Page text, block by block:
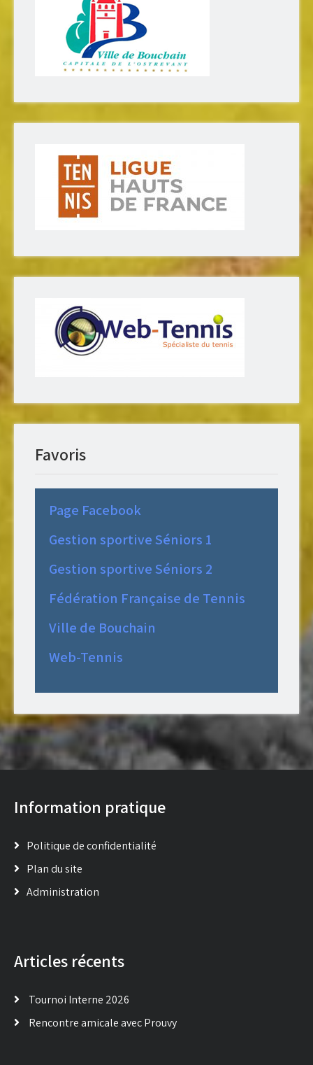
Favoris
Page Facebook
Gestion sportive Séniors 1
Gestion sportive Séniors 2
Fédération Française de Tennis
Ville de Bouchain
Web-Tennis
Information pratique
Politique de confidentialité
Plan du site
Administration
Articles récents
Tournoi Interne 2026
Rencontre amicale avec Prouvy